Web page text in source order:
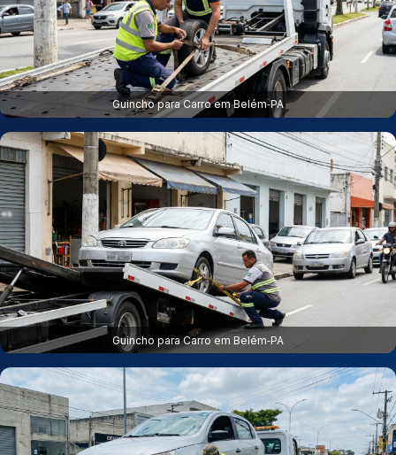
Guincho para Carro em Belém‑PA
Guincho para Carro em Belém‑PA